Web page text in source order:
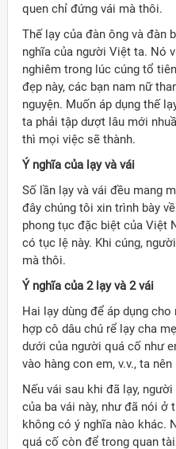
quen chỉ đứng vái mà thôi.
Thế lạy của đàn ông và đàn
nghĩa của người Việt ta. Nó
nghiêm trong lúc cúng tổ
đẹp này, các bạn nam nữ
nguyện. Muốn áp dụng thế
ta phải tập dượt lâu mới
thì mọi việc sẽ thành.
Ý nghĩa của lạy và vái
Số lần lạy và vái đều mang
đây chúng tôi xin trình bày
phong tục đặc biệt của Việt
có tục lệ này. Khi cúng,
mà thôi.
Ý nghĩa của 2 lạy và 2 vái
Hai lạy dùng để áp dụng
hợp cô dâu chú rể lạy cha
dưới của người quá cố như
vào hàng con em, v.v., ta nên
Nếu vái sau khi đã lạy,
của ba vái này, như đã nói ở
không có ý nghĩa nào khác.
quá cố còn để trong quan